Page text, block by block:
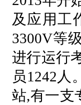
及应用工
3300V等
进行运行
员1242人
站,有一支